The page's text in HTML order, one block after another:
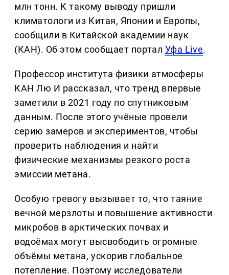
млн тонн. К такому выводу пришли
климатологи из Китая, Японии и Европы,
сообщили в Китайской академии наук
(КАН). Об этом сообщает портал Уфа Live.
Профессор института физики атмосферы
КАН Лю И рассказал, что тренд впервые
заметили в 2021 году по спутниковым
данным. После этого учёные провели
серию замеров и экспериментов, чтобы
проверить наблюдения и найти
физические механизмы резкого роста
эмиссии метана.
Особую тревогу вызывает то, что таяние
вечной мерзлоты и повышение активности
микробов в арктических почвах и
водоёмах могут высвободить огромные
объёмы метана, ускорив глобальное
потепление. Поэтому исследователи